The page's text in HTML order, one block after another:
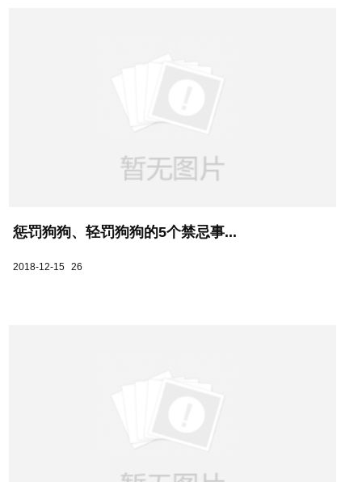
惩罚狗狗、轻罚狗狗的5个禁忌事...
2018-12-15 26